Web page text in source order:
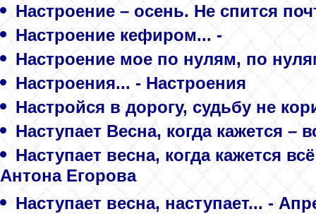
Настроение – осень. Не спится
Настроение кефиром... -
Настроение мое по нулям, по
Настроения... - Настроения
Настройся в дорогу, судьбу не
Наступает Весна, когда кажется –
Наступает весна, когда кажется
Антона Егорова
Наступает весна, наступает... -